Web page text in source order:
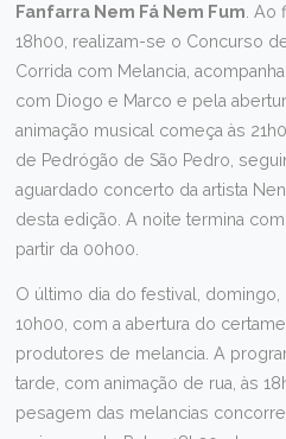
Fanfarra Nem Fá Nem Fum .
18h00, realizam-se o Concurso
Corrida com Melancia,
com Diogo e Marco e pela
animação musical começa às
de Pedrógão de São Pedro,
aguardado concerto da artista
desta edição. A noite termina com
partir da 00h00.
O último dia do festival, domingo,
10h00, com a abertura do
produtores de melancia. A
tarde, com animação de rua, às
pesagem das melancias